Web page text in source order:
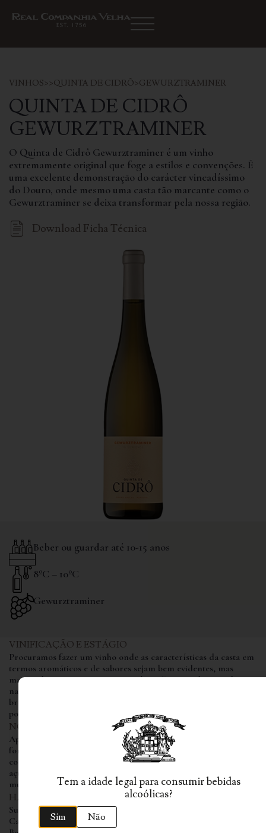
VINHOS>>QUINTA DE CIDRÔ>GEWURZTRAMINER
QUINTA DE CIDRÔ
‍GEWURZTRAMINER
O Quinta de Cidrô Gewurztraminer é um vinho
extremamente original que foge a estilos e convenções. É
uma excelente demonstração do carácter vincadíssimo
do Douro, onde mesmo uma casta tão marcante como o
Gewurztraminer se deixa transformar pela nossa região.
Download Ficha Técnica
Beber ou guardar até 10-15 anos
8ºC – 10ºC
Gewurztraminer
VINIFICAÇÃO E ESTÁGIO
Procuramos fazer um vinho onde as características da casta em
termos aromáticos e de sabores sejam bem evidentes, mas
mantendo ao mesmo tempo o carácter Duriense bem evidente
na estrutura, na mineralidade e na acidez dos nossos vinhos
brancos. A fermentação decorre em inox, onde depois estagia
por um período de 6 meses.
NOTAS DE PROVA
Apresenta-se como um vinho extremamente aromático com
fortes sugestões de Líchia e Rosas, típico desta casta, mas ao
contrário do habitual Gewurztraminer da Alsácia, não tem
açúcar residual, mostrando-se assim em prova seco, austero e
muito mineral.
HARMONIZAÇÃO
Sushi
Caril
Tem a idade legal para consumir bebidas
alcoólicas?
Sim Não